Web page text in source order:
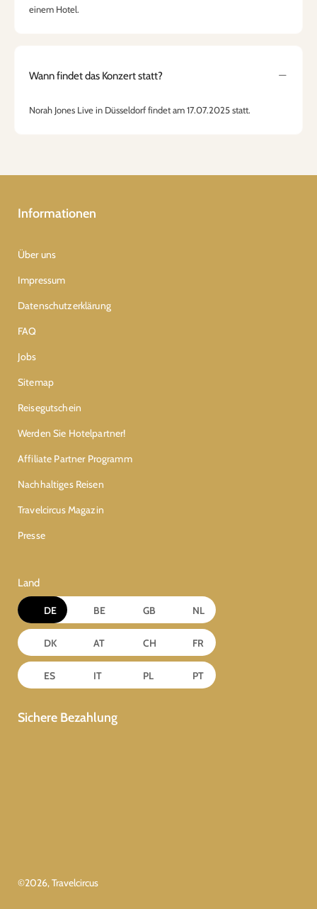
einem Hotel.
Wann findet das Konzert statt?
Norah Jones Live in Düsseldorf findet am 17.07.2025 statt.
Informationen
Über uns
Impressum
Datenschutzerklärung
FAQ
Jobs
Sitemap
Reisegutschein
Werden Sie Hotelpartner!
Affiliate Partner Programm
Nachhaltiges Reisen
Travelcircus Magazin
Presse
Land
DE BE GB NL
DK AT CH FR
ES IT PL PT
Sichere Bezahlung
©2026, Travelcircus